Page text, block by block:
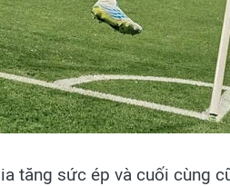
tăng sức ép và cuối cùng